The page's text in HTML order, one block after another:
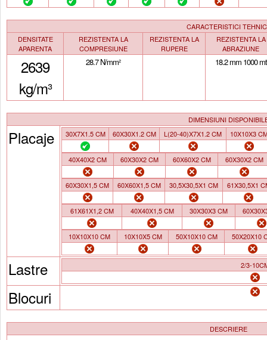
CARACTERISTICI
DENSITATE
APARENTA
REZISTENTA LA
COMPRESIUNE
REZISTENTA LA
RUPERE
REZISTENTA LA
ABRAZIUNE
2639
kg/m³
28.7 N/mm² 18.2 mm 1000 mt
DIMENSIUNI
Placaje 30X7X1.5 CM 60X30X1.2 CM L(20-40)X7X1.2 CM 10X10X3
40X40X2 CM 60X30X2 CM 60X60X2 CM 60X30X2 CM
60X30X1,5 CM 60X60X1,5 CM 30,5X30,5X1 CM 61X30,5X1
61X61X1,2 CM 40X40X1,5 CM 30X30X3 CM
10X10X10 CM 10X10X5 CM 50X10X10 CM 50X20X10
Lastre 2/3-
Blocuri
DESCRIERE